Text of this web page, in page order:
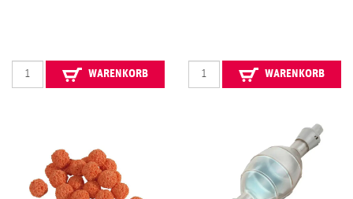
WARENKORB WARENKORB